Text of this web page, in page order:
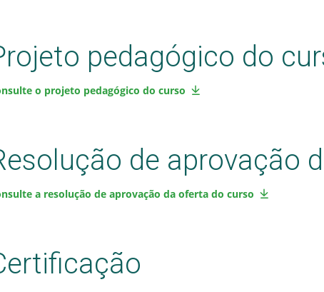
pedagógico do
o projeto pedagógico do curso
de aprovação
a resolução de aprovação da oferta do curso